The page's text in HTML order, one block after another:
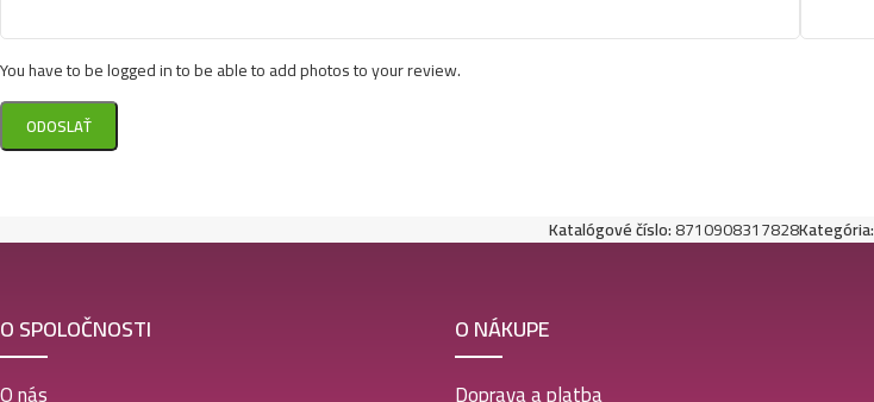
You have to be logged in to be able to add photos to your review.
Katalógové číslo:8710908317828Kategória:
O SPOLOČNOSTI O NÁKUPE